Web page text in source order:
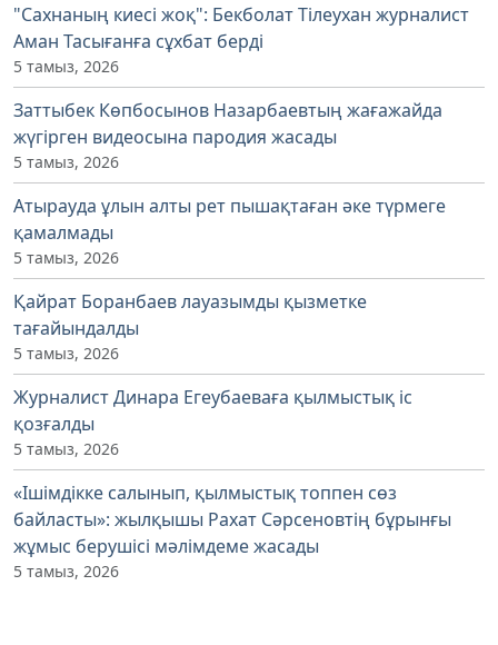
"Сахнаның киесі жоқ": Бекболат Тілеухан журналист
Аман Тасығанға сұхбат берді
5 тамыз, 2026
Заттыбек Көпбосынов Назарбаевтың жағажайда
жүгірген видеосына пародия жасады
5 тамыз, 2026
Атырауда ұлын алты рет пышақтаған әке түрмеге
қамалмады
5 тамыз, 2026
Қайрат Боранбаев лауазымды қызметке
тағайындалды
5 тамыз, 2026
Журналист Динара Егеубаеваға қылмыстық іс
қозғалды
5 тамыз, 2026
«Ішімдікке салынып, қылмыстық топпен сөз
байласты»: жылқышы Рахат Сәрсеновтің бұрынғы
жұмыс берушісі мәлімдеме жасады
5 тамыз, 2026